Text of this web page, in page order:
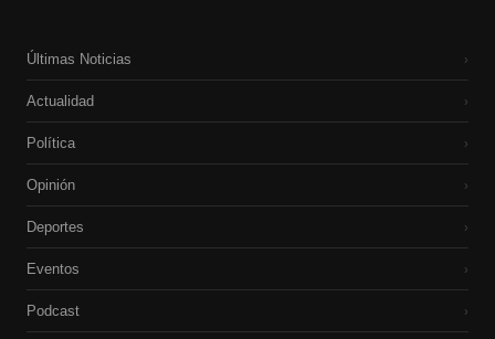
Últimas Noticias ›
Actualidad ›
Política ›
Opinión ›
Deportes ›
Eventos ›
Podcast ›